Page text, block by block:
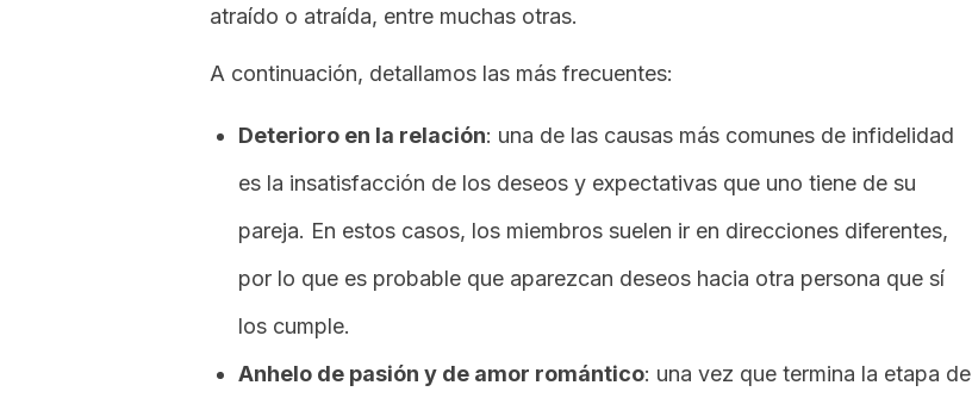
atraído o atraída, entre muchas otras.
A continuación, detallamos las más frecuentes:
Deterioro en la relación: una de las causas más comunes de infidelidad
es la insatisfacción de los deseos y expectativas que uno tiene de su
pareja. En estos casos, los miembros suelen ir en direcciones diferentes,
por lo que es probable que aparezcan deseos hacia otra persona que sí
los cumple.
Anhelo de pasión y de amor romántico: una vez que termina la etapa de